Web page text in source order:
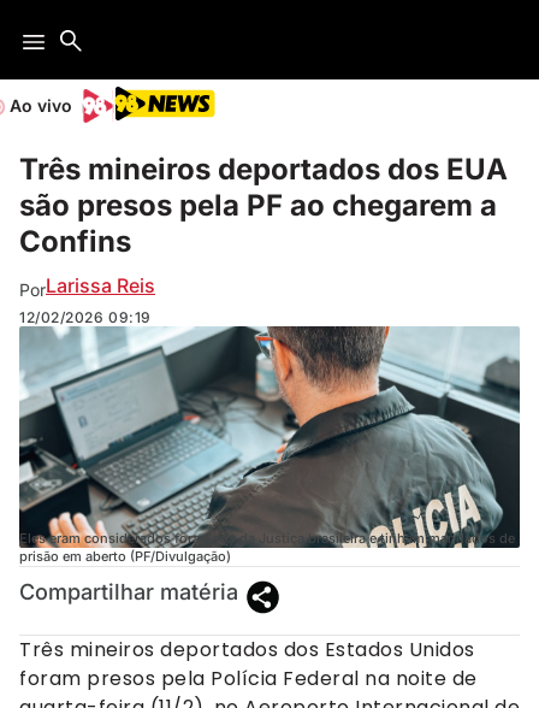
Ao vivo
Três mineiros deportados dos EUA
são presos pela PF ao chegarem a
Confins
PorLarissa Reis
12/02/2026 09:19
Eles eram considerados foragidos da Justiça brasileira e tinham mandados de
prisão em aberto (PF/Divulgação)
Compartilhar matéria
Três mineiros deportados dos Estados Unidos
foram presos pela Polícia Federal na noite de